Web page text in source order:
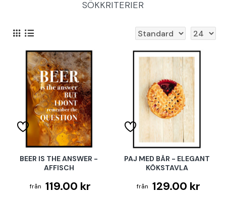
SÖKKRITERIER
BEER IS THE ANSWER -
AFFISCH
119.00 kr
PAJ MED BÄR - ELEGANT
KÖKSTAVLA
129.00 kr